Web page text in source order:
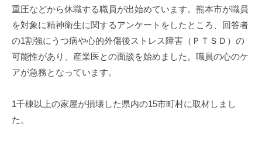
重圧などから休職する職員が出始めています。熊本市が職員
を対象に精神衛生に関するアンケートをしたところ、回答者
の1割強にうつ病や心的外傷後ストレス障害（ＰＴＳＤ）の
可能性があり、産業医との面談を始めました。職員の心のケ
アが急務となっています。
1千棟以上の家屋が損壊した県内の15市町村に取材しまし
た。